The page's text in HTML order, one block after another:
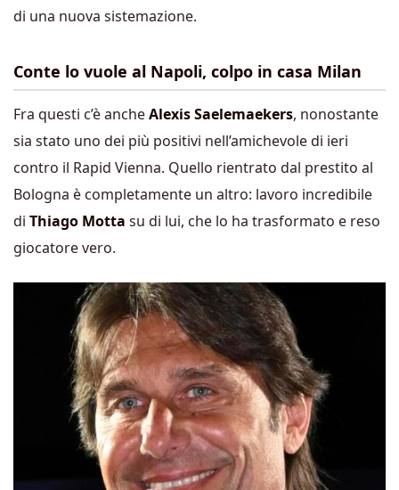
di una nuova sistemazione.
Conte lo vuole al Napoli, colpo in casa Milan
Fra questi c’è ancheAlexis Saelemaekers, nonostante
sia stato uno dei più positivi nell’amichevole di ieri
contro il Rapid Vienna. Quello rientrato dal prestito al
Bologna è completamente un altro: lavoro incredibile
di Thiago Motta su di lui, che lo ha trasformato e reso
giocatore vero.